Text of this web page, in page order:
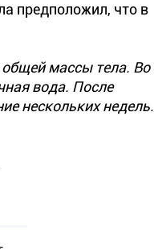
предположил, что в
массы тела. Во
вода. После
нескольких недель.